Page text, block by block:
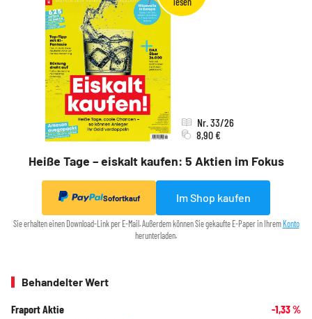
Heiße Tage – eiskalt kaufen: 5 Aktien im Fokus
Nr. 33/26
8,90 €
Sofortkauf Im Shop kaufen
Sie erhalten einen Download-Link per E-Mail. Außerdem können Sie gekaufte E-Paper in Ihrem Konto
herunterladen.
Behandelter Wert
Fraport Aktie -1,33%